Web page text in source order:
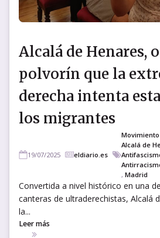
Alcalá de Henares,
polvorín que la
derecha intenta
los migrantes
19/07/2025 eldiario.es
Alcalá de
, Madrid
Convertida a nivel histórico en una
canteras de ultraderechistas, Alcalá
la...
Leer más